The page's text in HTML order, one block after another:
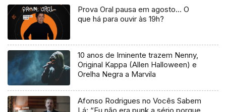
Prova Oral pausa em agosto… O
que há para ouvir às 19h?
10 anos de Iminente trazem Nenny,
Original Kappa (Allen Halloween) e
Orelha Negra a Marvila
Afonso Rodrigues no Vocês Sabem
Lá: “Eu não era punk a sério porque